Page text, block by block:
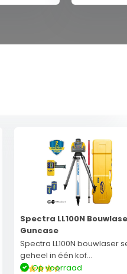
Spectra LL100N
Guncase
Spectra LL100N bouwlaser
geheel in één kof...
Op voorraad